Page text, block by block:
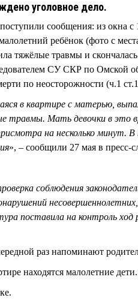
уголовное дело.
сообщения: из окна с
ребёнок (фото с
тяжёлые травмы и скончалась
СУ СКР по Омской
по неосторожности (ч.1
в квартире с матерью,
травмы. Мать девочки в это
на несколько минут.
», – сообщили 27 мая в пресс-
соблюдения
поставила на контроль ход
раз напоминают
находятся малолетние дети.